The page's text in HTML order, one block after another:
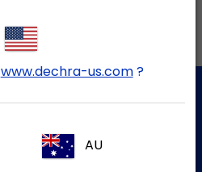
na našo ekipo za pomoč
www.dechra-us.com?
AU